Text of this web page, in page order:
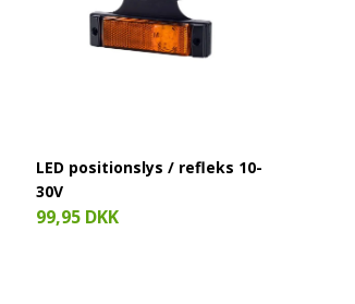
LED positionslys / refleks 10-
30V
99,95 DKK